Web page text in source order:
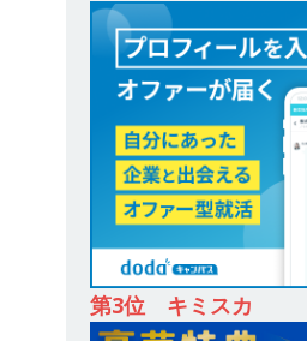
第3位 キミスカ